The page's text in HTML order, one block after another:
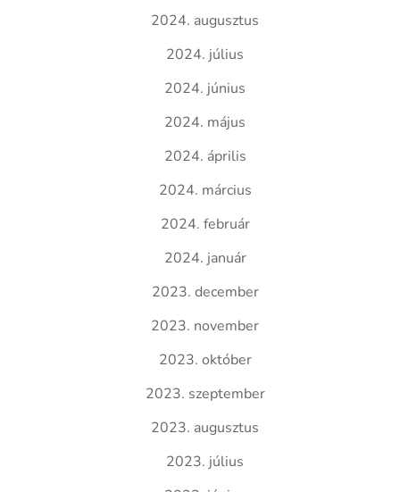
2024. augusztus
2024. július
2024. június
2024. május
2024. április
2024. március
2024. február
2024. január
2023. december
2023. november
2023. október
2023. szeptember
2023. augusztus
2023. július